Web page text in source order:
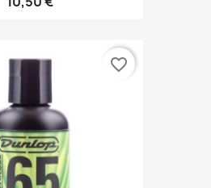
favorite_border